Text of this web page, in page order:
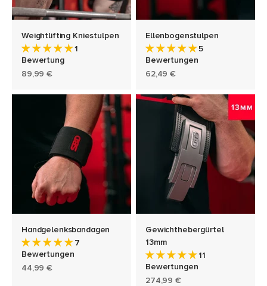
Weightlifting Kniestulpen
1
Bewertung
Angebot
89,99 €
Ellenbogenstulpen
5
Bewertungen
Angebot
62,49 €
Handgelenksbandagen
7
Bewertungen
Angebot
44,99 €
Gewichthebergürtel
13mm
11
Bewertungen
Angebot
274,99 €